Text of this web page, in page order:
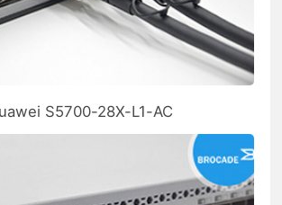
S5700-28X-L1-AC